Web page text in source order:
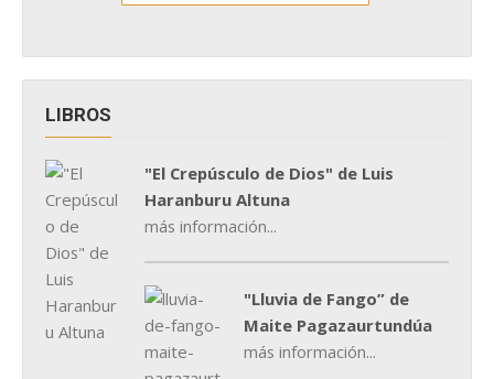
LIBROS
"El Crepúsculo de Dios" de Luis
Haranburu Altuna
más información...
"Lluvia de Fango” de
Maite Pagazaurtundúa
más información...